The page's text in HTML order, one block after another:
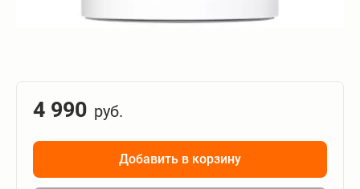
4 990 руб.
Добавить в корзину